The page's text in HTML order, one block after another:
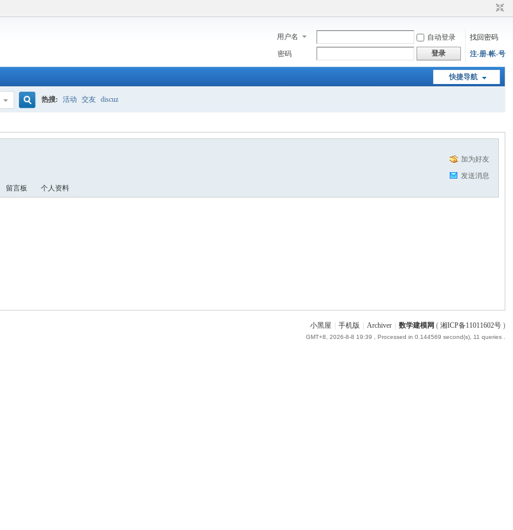
用户名 自动登录
找回密码
密码
登录 注-册-帐-号
快捷导航
热搜: 活动 交友 discuz
加为好友
发送消息
留言板 个人资料
小黑屋 手机版 Archiver 数学建模网 ( 湘ICP备11011602号)
GMT+8, 2026-8-8 19:39 , Processed in 0.144569 second(s), 11 queries .